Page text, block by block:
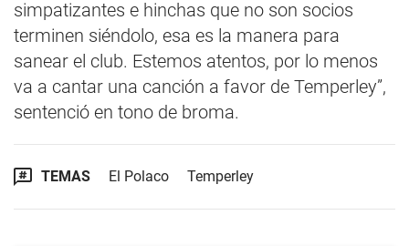
simpatizantes e hinchas que no son socios
terminen siéndolo, esa es la manera para
sanear el club. Estemos atentos, por lo menos
va a cantar una canción a favor de Temperley”,
sentenció en tono de broma.
TEMAS El Polaco Temperley